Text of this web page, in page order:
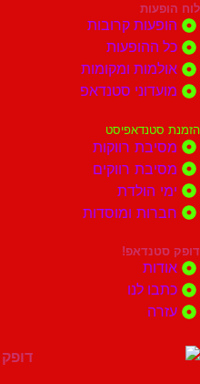
קרובות
ומקומות
סטנדאפ
רווקות
רווקים
ומוסדות
לנו